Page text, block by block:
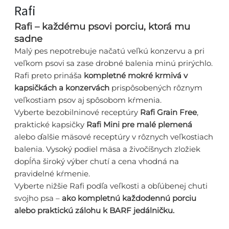
Rafi
Rafi – každému psovi porciu, ktorá mu
sadne
Malý pes nepotrebuje načatú veľkú konzervu a pri
veľkom psovi sa zase drobné balenia minú prirýchlo.
Rafi preto prináša kompletné mokré krmivá v
kapsičkách a konzervách prispôsobených rôznym
veľkostiam psov aj spôsobom kŕmenia.
Vyberte bezobilninové receptúry Rafi Grain Free,
praktické kapsičky Rafi Mini pre malé plemená
alebo ďalšie mäsové receptúry v rôznych veľkostiach
balenia. Vysoký podiel mäsa a živočíšnych zložiek
dopĺňa široký výber chutí a cena vhodná na
pravidelné kŕmenie.
Vyberte nižšie Rafi podľa veľkosti a obľúbenej chuti
svojho psa – ako kompletnú každodennú porciu
alebo praktickú zálohu k BARF jedálničku.